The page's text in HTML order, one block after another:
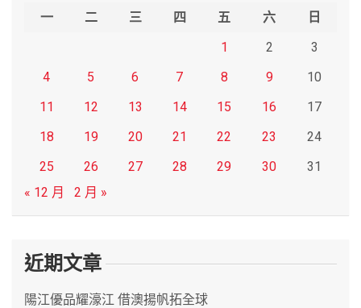
一 二 三 四 五 六
日
1
2
3
4
5 6 7 8 9
10
11
12 13 14 15 16
17
18
19 20 21 22 23
24
25
26 27 28 29 30
31
« 12 月
2 月 »
近期文章
陽江優品耀濠江 借澳揚帆拓全球